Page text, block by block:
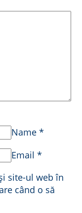
Name *
Email *
site-ul web în
când o să